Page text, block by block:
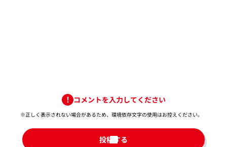
コメントを入力してください
※正しく表示されない場合があるため、環境依存文字の使用はお控えください。​
投稿する